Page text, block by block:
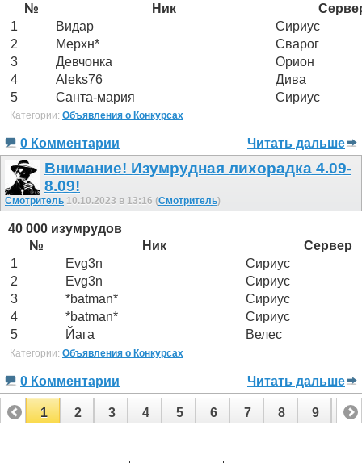
№
Ник
1
Видар
Сириус
2
Мерхн*
Сварог
3
Девчонка
Орион
4
Aleks76
Дива
5
Санта-мария Сириус
Категории: Объявления о Конкурсах
0 Комментарии Читать дальше
Внимание! Изумрудная лихорадка 4.09-
8.09!
Смотритель 10.10.2023 в 13:16 (Смотритель)
40 000 изумрудов
№
Ник
Сервер
1
Evg3n
Сириус
2
Evg3n
Сириус
3
*batman*
Сириус
4
*batman*
Сириус
5
Йага Велес
Категории: Объявления о Конкурсах
0 Комментарии Читать дальше
1 2 3 4 5 6 7 8 9 10